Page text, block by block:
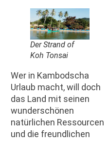
Der Strand of
Koh Tonsai
Wer in Kambodscha
Urlaub macht, will doch
das Land mit seinen
wunderschönen
natürlichen Ressourcen
und die freundlichen